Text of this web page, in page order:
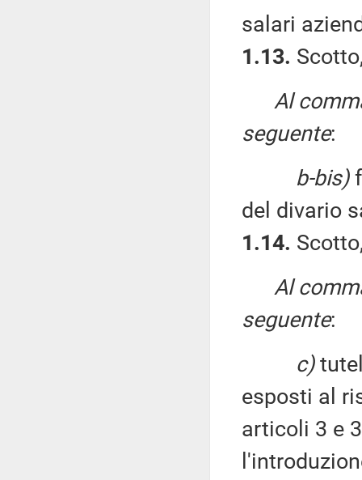
salari
1.13.
Al
seguente:
b-bis)
del divario
1.14.
Al
seguente:
c)
esposti al
articoli 3 e